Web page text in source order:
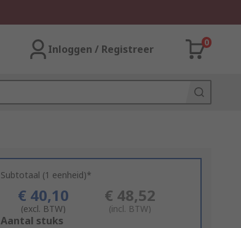
Inloggen / Registreer
0
Subtotaal (1 eenheid)*
€ 40,10
(excl. BTW)
€ 48,52
(incl. BTW)
Add
Aantal stuks